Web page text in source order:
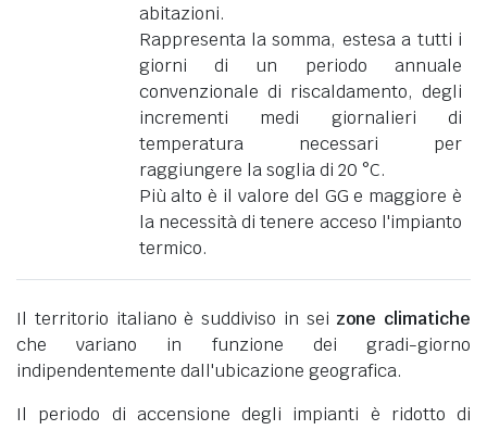
abitazioni.
Rappresenta la somma, estesa a tutti i
giorni di un periodo annuale
convenzionale di riscaldamento, degli
incrementi medi giornalieri di
temperatura necessari per
raggiungere la soglia di 20 °C.
Più alto è il valore del GG e maggiore è
la necessità di tenere acceso l'impianto
termico.
Il territorio italiano è suddiviso in sei zone climatiche
che variano in funzione dei gradi-giorno
indipendentemente dall'ubicazione geografica.
Il periodo di accensione degli impianti è ridotto di